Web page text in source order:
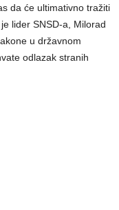
da će ultimativno tražiti
lider SNSD-a, Milorad
u državnom
odlazak stranih